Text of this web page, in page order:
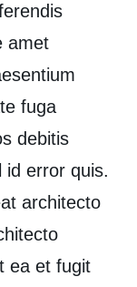
amet
fuga
debitis
id error quis.
architecto
ea et fugit